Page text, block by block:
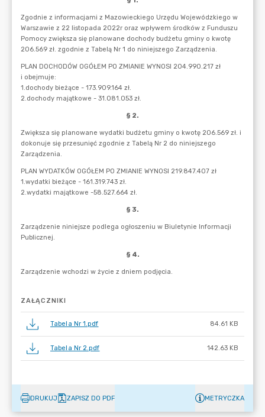
ZAŁĄCZNIKI
Tabela Nr 1.pdf 84.61 KB
Tabela Nr 2.pdf 142.63 KB
DRUKUJ ZAPISZ DO PDF METRYCZKA